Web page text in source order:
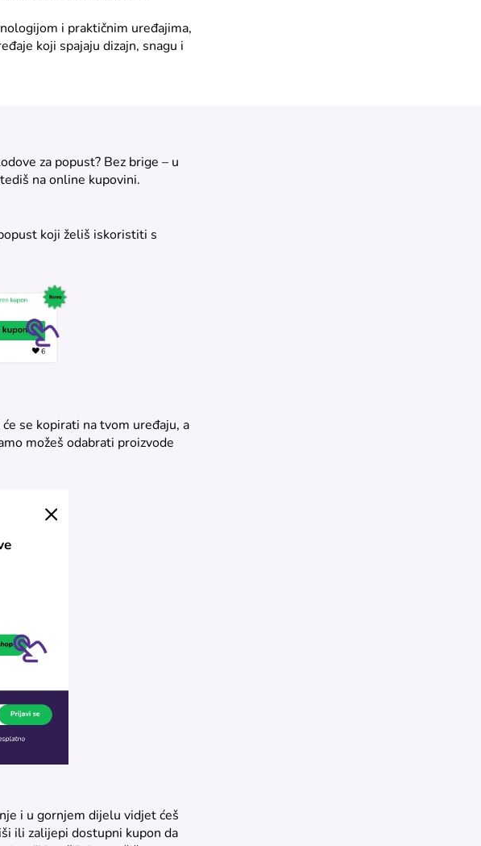
i praktičnim uređajima,
koji spajaju dizajn, snagu i
za popust? Bez brige – u
na online kupovini.
koji želiš iskoristiti s
se kopirati na tvom uređaju, a
možeš odabrati proizvode
i u gornjem dijelu vidjet ćeš
ili zalijepi dostupni kupon da